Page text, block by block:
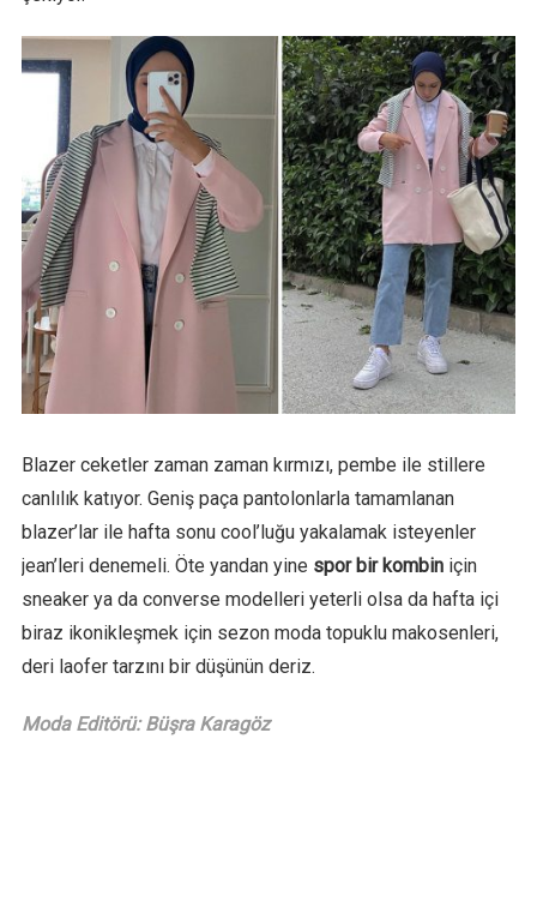
Blazer ceketler zaman zaman kırmızı, pembe ile stillere
canlılık katıyor. Geniş paça pantolonlarla tamamlanan
blazer’lar ile hafta sonu cool’luğu yakalamak isteyenler
jean’leri denemeli. Öte yandan yine spor bir kombiniçin
sneaker ya da converse modelleri yeterli olsa da hafta içi
biraz ikonikleşmek için sezon moda topuklu makosenleri,
deri laofer tarzını bir düşünün deriz.
Moda Editörü: Büşra Karagöz